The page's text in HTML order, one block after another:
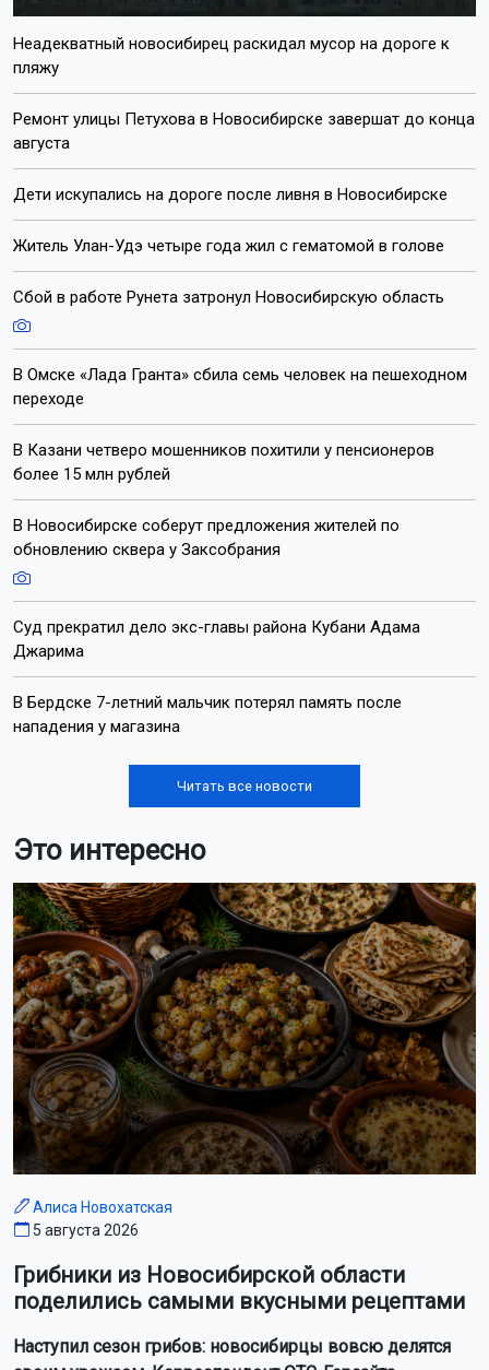
Неадекватный новосибирец раскидал мусор на дороге к
пляжу
Ремонт улицы Петухова в Новосибирске завершат до конца
августа
Дети искупались на дороге после ливня в Новосибирске
Житель Улан-Удэ четыре года жил с гематомой в голове
Сбой в работе Рунета затронул Новосибирскую область
В Омске «Лада Гранта» сбила семь человек на пешеходном
переходе
В Казани четверо мошенников похитили у пенсионеров
более 15 млн рублей
В Новосибирске соберут предложения жителей по
обновлению сквера у Заксобрания
Суд прекратил дело экс-главы района Кубани Адама
Джарима
В Бердске 7-летний мальчик потерял память после
нападения у магазина
Читать все новости
Это интересно
Алиса Новохатская
5 августа 2026
Грибники из Новосибирской области
поделились самыми вкусными рецептами
Наступил сезон грибов: новосибирцы вовсю делятся